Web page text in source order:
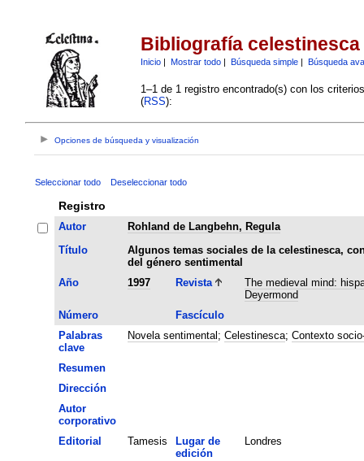
Bibliografía celestinesca
Inicio| Mostrar todo| Búsqueda simple| Búsqueda
1–1 de 1 registro encontrado(s) con los
(RSS):
Opciones de búsqueda y visualización
Seleccionar todo Deseleccionar todo
Registro
Autor
Rohland de Langbehn, Regula
Título
Algunos temas sociales de la celestinesca,
del género sentimental
Año
1997 Revista
The medieval mind:
Deyermond
Número
Fascículo
Palabras
clave
Novela sentimental ; Celestinesca; Contexto
Resumen
Dirección
Autor
corporativo
Editorial
Tamesis
Lugar de
edición
Londres